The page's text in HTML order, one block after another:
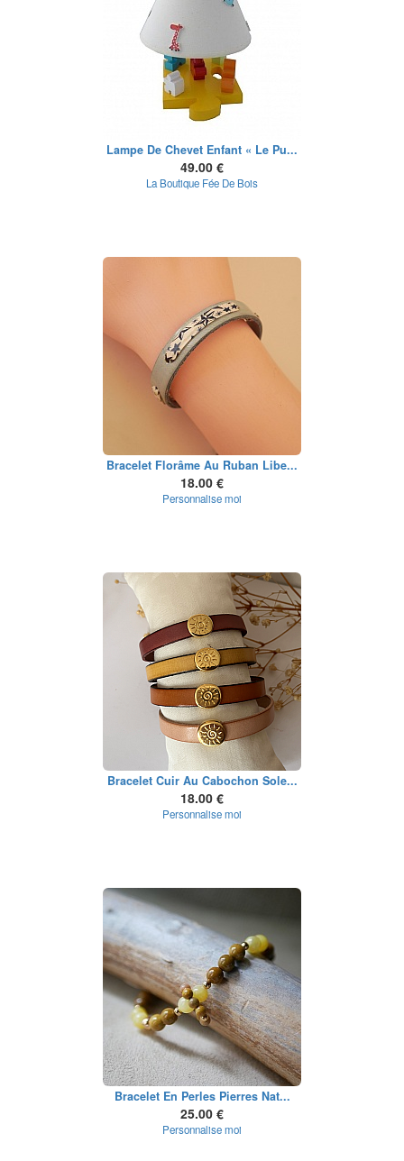
Lampe De Chevet Enfant « Le Pu...
49.00 €
La Boutique Fée De Bois
Bracelet Florâme Au Ruban Libe...
18.00 €
Personnalise moi
Bracelet Cuir Au Cabochon Sole...
18.00 €
Personnalise moi
Bracelet En Perles Pierres Nat...
25.00 €
Personnalise moi